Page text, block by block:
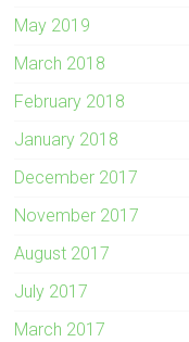
May 2019
March 2018
February 2018
January 2018
December 2017
November 2017
August 2017
July 2017
March 2017